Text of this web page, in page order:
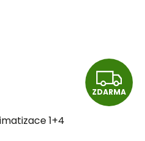
Z
D
ZDARMA
1+4